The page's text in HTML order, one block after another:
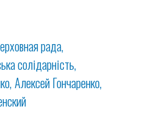
рада
солідарність
Алексей Гончаренко